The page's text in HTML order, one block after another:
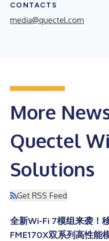
CONTACTS
media@quectel.com
More
Quectel
Solutions
Get RSS Feed
全新Wi-Fi 7模组来袭！
FME170X双系列高性能